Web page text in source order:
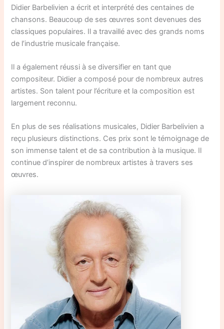
Didier Barbelivien a écrit et interprété des centaines de
chansons. Beaucoup de ses œuvres sont devenues des
classiques populaires. Il a travaillé avec des grands noms
de l’industrie musicale française.
Il a également réussi à se diversifier en tant que
compositeur. Didier a composé pour de nombreux autres
artistes. Son talent pour l’écriture et la composition est
largement reconnu.
En plus de ses réalisations musicales, Didier Barbelivien a
reçu plusieurs distinctions. Ces prix sont le témoignage de
son immense talent et de sa contribution à la musique. Il
continue d’inspirer de nombreux artistes à travers ses
œuvres.